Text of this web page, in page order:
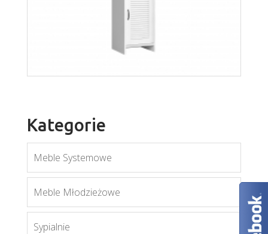
Kategorie
Meble Systemowe
Meble Młodzieżowe
Sypialnie